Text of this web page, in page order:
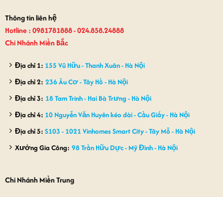
Thông tin liên hệ
Hotline : 0981781888 - 024.858.24888
Chi Nhánh Miền Bắc
Địa chỉ 1: 155 Vũ Hữu - Thanh Xuân - Hà Nội
Địa chỉ 2: 236 Âu Cơ - Tây Hồ - Hà Nội
Địa chỉ 3: 18 Tam Trinh - Hai Bà Trưng - Hà Nội
Địa chỉ 4: 10 Nguyễn Văn Huyên kéo dài - Cầu Giấy - Hà Nội
Địa chỉ 5: S103 - 1021 Vinhomes Smart City - Tây Mỗ - Hà Nội
Xưởng Gia Công: 98 Trần Hữu Dực - Mỹ Đình - Hà Nội
Chi Nhánh Miền Trung